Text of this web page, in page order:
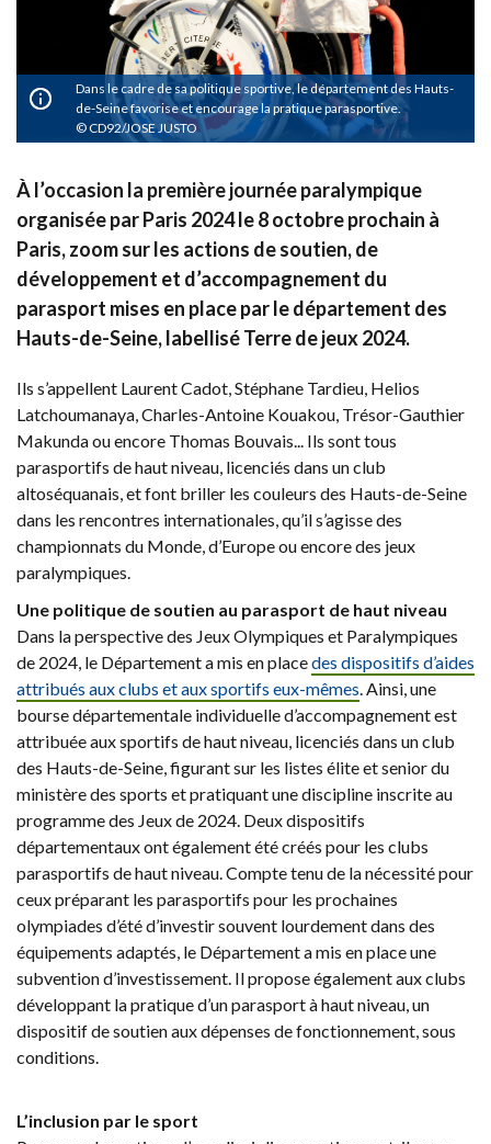
Dans le cadre de sa politique sportive, le département des Hauts-
de-Seine favorise et encourage la pratique parasportive.
CD92/JOSE JUSTO
À l’occasion la première journée paralympique
organisée par Paris 2024 le 8 octobre prochain à
Paris, zoom sur les actions de soutien, de
développement et d’accompagnement du
parasport mises en place par le département des
Hauts-de-Seine, labellisé Terre de jeux 2024.
Ils s’appellent Laurent Cadot, Stéphane Tardieu, Helios
Latchoumanaya, Charles-Antoine Kouakou, Trésor-Gauthier
Makunda ou encore Thomas Bouvais... Ils sont tous
parasportifs de haut niveau, licenciés dans un club
altoséquanais, et font briller les couleurs des Hauts-de-Seine
dans les rencontres internationales, qu’il s’agisse des
championnats du Monde, d’Europe ou encore des jeux
paralympiques.
Une politique de soutien au parasport de haut niveau
Dans la perspective des Jeux Olympiques et Paralympiques
de 2024, le Département a mis en placedes dispositifs d’aides
attribués aux clubs et aux sportifs eux-mêmes . Ainsi, une
bourse départementale individuelle d’accompagnement est
attribuée aux sportifs de haut niveau, licenciés dans un club
des Hauts-de-Seine, figurant sur les listes élite et senior du
ministère des sports et pratiquant une discipline inscrite au
programme des Jeux de 2024. Deux dispositifs
départementaux ont également été créés pour les clubs
parasportifs de haut niveau. Compte tenu de la nécessité pour
ceux préparant les parasportifs pour les prochaines
olympiades d’été d’investir souvent lourdement dans des
équipements adaptés, le Département a mis en place une
subvention d’investissement. Il propose également aux clubs
développant la pratique d’un parasport à haut niveau, un
dispositif de soutien aux dépenses de fonctionnement, sous
conditions.
L’inclusion par le sport